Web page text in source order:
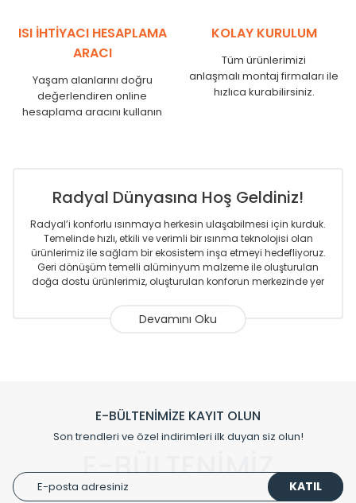
ISI İHTİYACI HESAPLAMA
ARACI
Yaşam alanlarını doğru
değerlendiren online
hesaplama aracını kullanın
KOLAY KURULUM
Tüm ürünlerimizi
anlaşmalı montaj firmaları ile
hızlıca kurabilirsiniz.
Radyal Dünyasına Hoş Geldiniz!
Radyal’i konforlu ısınmaya herkesin ulaşabilmesi için kurduk.
Temelinde hızlı, etkili ve verimli bir ısınma teknolojisi olan
ürünlerimiz ile sağlam bir ekosistem inşa etmeyi hedefliyoruz.
Geri dönüşüm temelli alüminyum malzeme ile oluşturulan
doğa dostu ürünlerimiz, oluşturulan konforun merkezinde yer
Sizlere sunmakta olduğumuz Alüminyum Radyatör ve
gurur duymaktadır. Avrupa’ya yapmakta olduğu ihracat ile
de ürünlerinde sadece tasarımın ön planda olmadığını aynı
zamanda kalite olarak ta en üst seviyede olduğunu
Çevreci ve yeşil enerji yaklaşımlarıyla ve sıfır karbon ayak izi
E-BÜLTENİMİZE KAYIT OLUN
Son trendleri ve özel indirimleri ilk duyan siz olun!
E-BÜLTENİMİZ KATIL